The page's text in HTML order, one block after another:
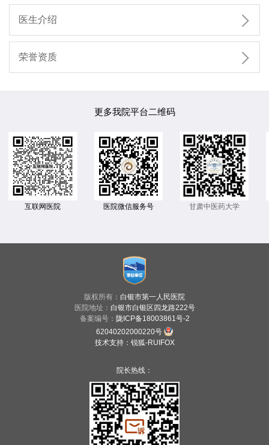
医生介绍 
荣誉资质 
更多我院平台二维码
互联网医院 医院微信服务号 甘肃中医药大学
版权所有： 白银市第一人民医院
医院地址： 白银市白银区四龙路222号
备案编号： 陇ICP备18003861号-2
62040202000220号
技术支持： 锐狐-RUIFOX
院长热线：